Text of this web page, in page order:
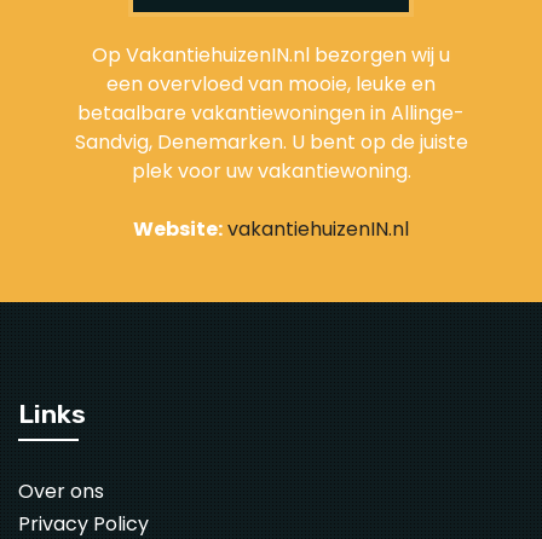
Op VakantiehuizenIN.nl bezorgen wij u
een overvloed van mooie, leuke en
betaalbare vakantiewoningen in Allinge-
Sandvig, Denemarken. U bent op de juiste
plek voor uw vakantiewoning.
Website:vakantiehuizenIN.nl
Links
Over ons
Privacy Policy